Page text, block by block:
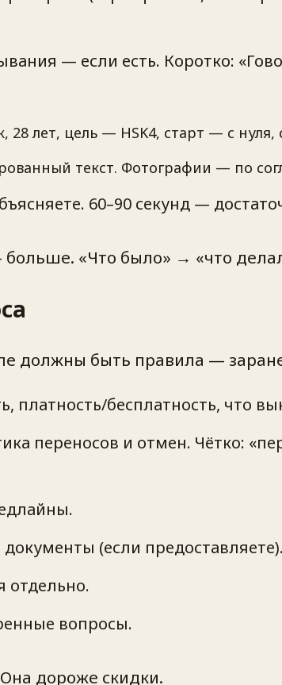
— если есть. Коротко:
лет, цель — HSK4, старт — с нуля,
текст. Фотографии — по
60–90 секунд —
«Что было» → «что
должны быть правила —
платность/бесплатность, что
переносов и отмен. Чётко:
(если
отдельно.
вопросы.
дороже скидки.